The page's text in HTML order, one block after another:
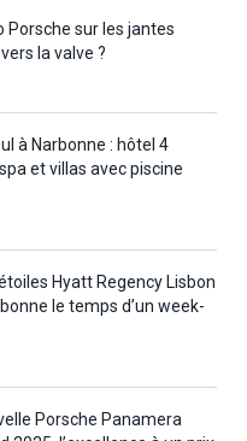
Porsche sur les jantes
la valve ?
à Narbonne : hôtel 4
et villas avec piscine
Hyatt Regency Lisbon
le temps d’un week-
Porsche Panamera